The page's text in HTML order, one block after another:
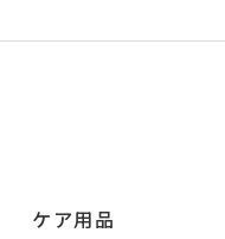
ケア用品